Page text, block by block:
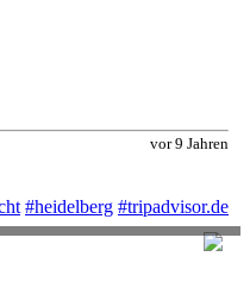
vor 9 Jahren
#heidelberg #tripadvisor.de
$$ - $$$